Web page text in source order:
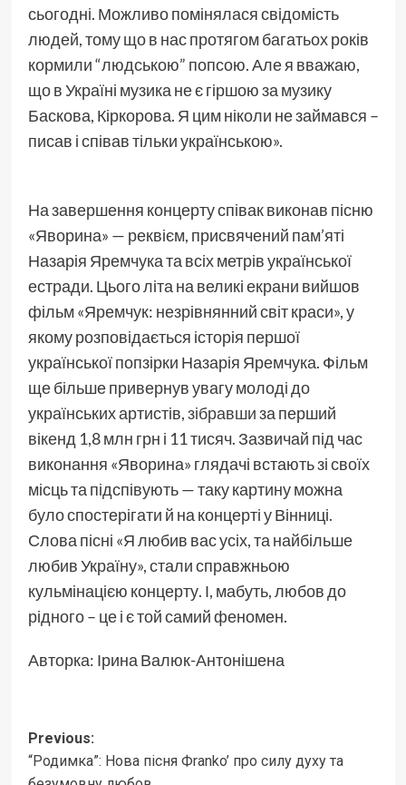
сьогодні. Можливо помінялася свідомість
людей, тому що в нас протягом багатьох років
кормили “людською” попсою. Але я вважаю,
що в Україні музика не є гіршою за музику
Баскова, Кіркорова. Я цим ніколи не займався –
писав і співав тільки українською».
На завершення концерту співак виконав пісню
«Яворина» — реквієм, присвячений пам’яті
Назарія Яремчука та всіх метрів української
естради. Цього літа на великі екрани вийшов
фільм «Яремчук: незрівнянний світ краси», у
якому розповідається історія першої
української попзірки Назарія Яремчука. Фільм
ще більше привернув увагу молоді до
українських артистів,зібравшиза перший
вікенд 1,8 млн грн і 11 тисяч. Зазвичай під час
виконання «Яворина» глядачі встають зі своїх
місць та підспівують — таку картину можна
було спостерігати й на концерті у Вінниці.
Слова пісні «Я любив вас усіх, та найбільше
любив Україну», стали справжньою
кульмінацією концерту. І, мабуть, любов до
рідного – це і є той самий феномен.
Авторка: Ірина Валюк-Антонішена
Post
navigation
Previous:
“Родимка”: Нова пісня Фranko’ про силу духу та